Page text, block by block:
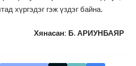
хүргэдэг гэж үздэг байна.
Хянасан: Б. АРИУНБАЯР